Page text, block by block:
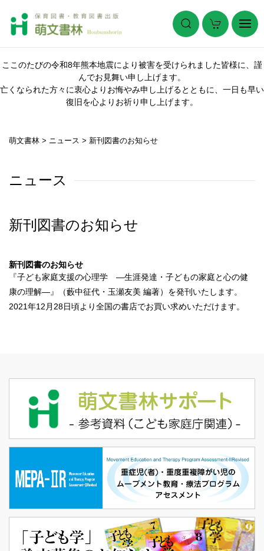
ここのたびの令和8年熊本地震により被害を受けられました皆様に、謹
んでお見舞い申し上げます。
亡くなられた方々に衷心よりお悔やみ申し上げるとともに、一日も早い
復旧を心よりお祈り申し上げます。
萌文書林 > ニュース > 新刊図書のお知らせ
ニュース
新刊図書のお知らせ
新刊図書のお知らせ
『子ども家庭支援の心理学 ―生涯発達・子どもの家庭と心の健
康の理解―』（藪中征代・玉瀬友美 編著）を発刊いたします。
2021年12月28日頃より全国の書店でお買い求めいただけます。